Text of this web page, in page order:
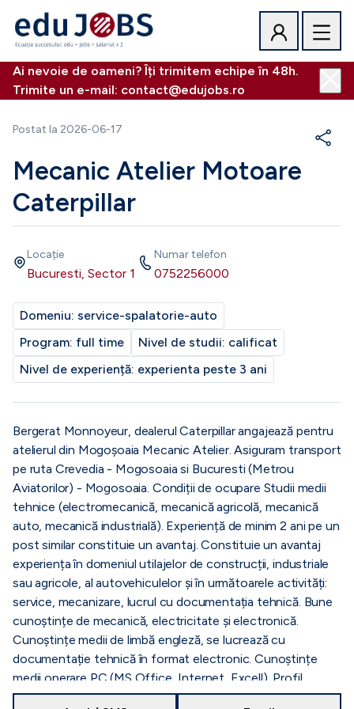
Ai nevoie de oameni? Îți trimitem echipe în 48h.
Trimite un e-mail: contact@edujobs.ro
Postat la 2026-06-17
Mecanic Atelier Motoare
Caterpillar
Locație
Bucuresti, Sector 1
Numar telefon
0752256000
Domeniu: service-spalatorie-auto
Program: full time Nivel de studii: calificat
Nivel de experiență: experienta peste 3 ani
Bergerat Monnoyeur, dealerul Caterpillar angajează pentru
atelierul din Mogoșoaia Mecanic Atelier. Asiguram transport
pe ruta Crevedia - Mogosoaia si Bucuresti (Metrou
Aviatorilor) - Mogosoaia. Condiții de ocupare Studii medii
tehnice (electromecanică, mecanică agricolă, mecanică
auto, mecanică industrială). Experiență de minim 2 ani pe un
post similar constituie un avantaj. Constituie un avantaj
experiența în domeniul utilajelor de construcții, industriale
sau agricole, al autovehiculelor și în următoarele activități:
service, mecanizare, lucrul cu documentația tehnică. Bune
cunoștințe de mecanică, electricitate și electronică.
Cunoștințe medii de limbă engleză, se lucrează cu
documentație tehnică în format electronic. Cunoștințe
medii operare PC (MS Office, Internet, Excell). Profil
candidat Dorința și capacitatea de a învăța. Seriozitate și